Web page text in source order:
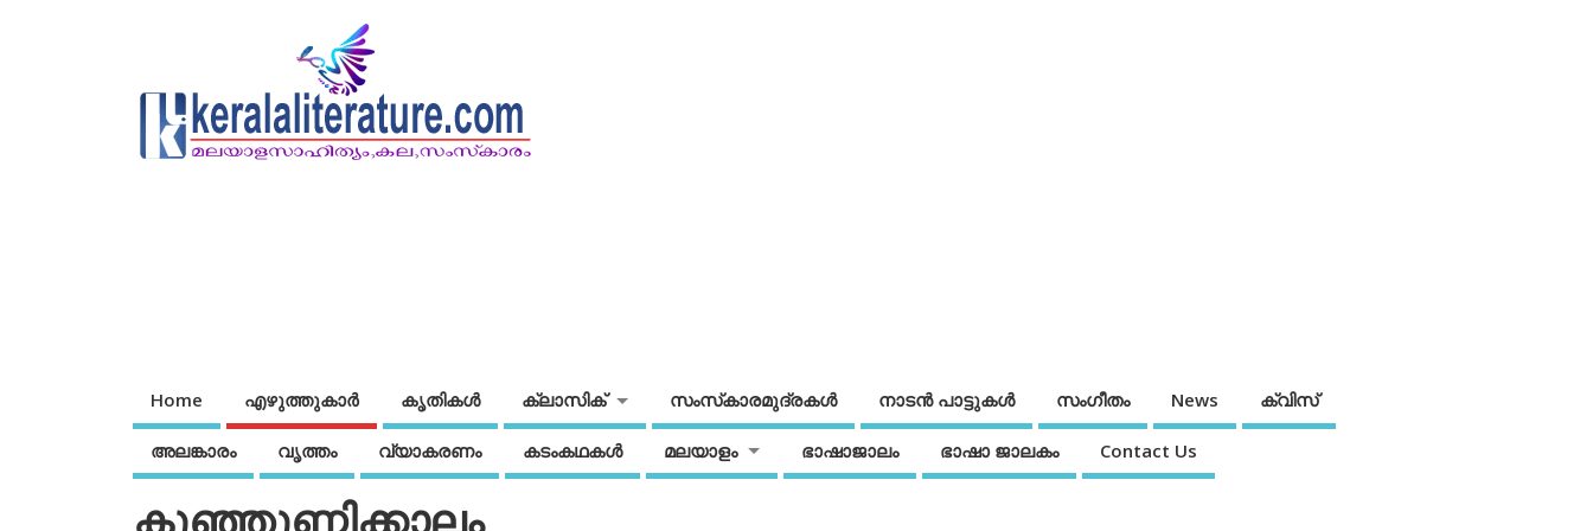
Home എഴുത്തുകാര്‍ കൃതികൾ ക്ലാസിക് സംസ്‌കാരമുദ്രകള്‍ നാടന്‍ പാട്ടുകള്‍ സംഗീതം News ക്വിസ്
അലങ്കാരം വൃത്തം വ്യാകരണം കടംകഥകള്‍ മലയാളം ഭാഷാജാലം ഭാഷാ ജാലകം Contact Us